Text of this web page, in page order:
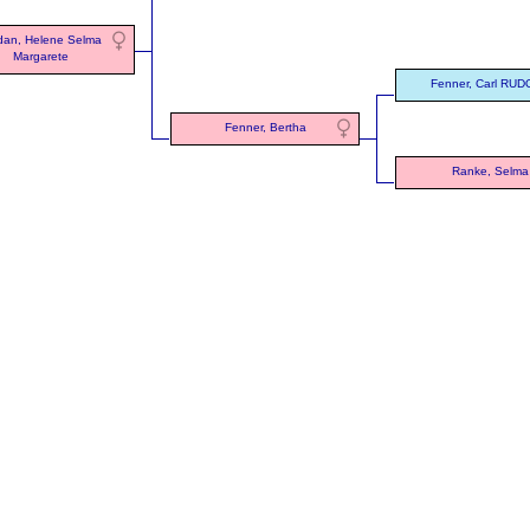
Helene Selma
Margarete
Fenner, Bertha
Fenner, Carl
Ranke, Selma